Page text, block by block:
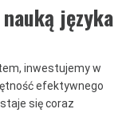
języka
inwestujemy w
efektywnego
się coraz